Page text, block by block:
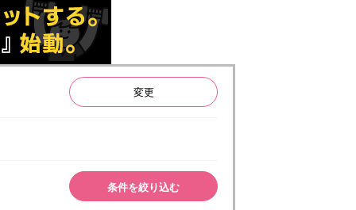
変更
条件を絞り込む